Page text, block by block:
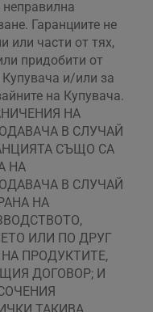
Гаранциите не
или части от тях,
придобити от
и/или за
на Купувача.
НА
В СЛУЧАЙ
СЪЩО СА
НА
В СЛУЧАЙ
НА
ИЛИ ПО ДРУГ
ПРОДУКТИТЕ,
ДОГОВОР; И